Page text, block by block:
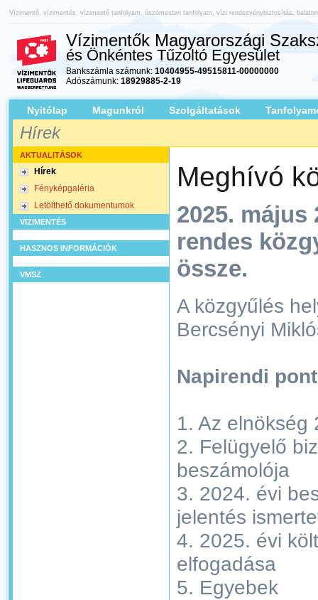
Vízimentő, vízimentés, vízimentő tanfolyam, úszómesteri tanfolyam, vízi rendezvénybiztosítás,
Vízimentők Magyarországi
és Önkéntes Tűzoltó Egyesület
Bankszámla számunk: 10404955-49515811-00000000
Adószámunk: 18929885-2-19
Nyitólap Magunkról Szolgáltatások
Hírek
AKTUALITÁSOK
Hírek
Fényképgaléria
Letölthető dokumentumok
VIZIMENTÉS
HASZNOS INFORMÁCIÓK
VMSZ
Meghívó
2025. május
rendes
össze.
A közgyűlés
Bercsényi
Napirendi
1. Az elnökség
2. Felügyelő
beszámolója
3. 2024. évi
jelentés
4. 2025. évi
elfogadása
5. Egyebek